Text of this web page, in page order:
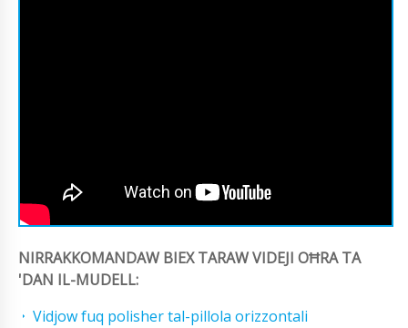
NIRRAKKOMANDAW BIEX TARAW VIDEJI OĦRA TA
'DAN IL-MUDELL:
Vidjow fuq polisher tal-pillola orizzontali